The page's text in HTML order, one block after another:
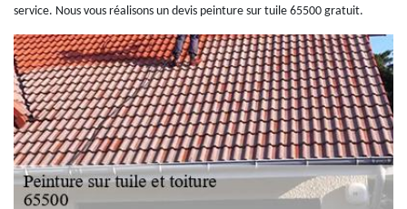
service. Nous vous réalisons un devis peinture sur tuile 65500 gratuit.